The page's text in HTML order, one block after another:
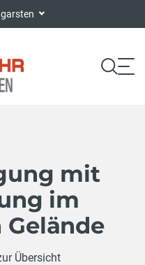
mit
im
Übersicht